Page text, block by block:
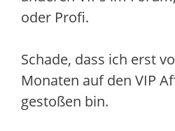
oder Profi.
Schade, dass ich erst
Monaten auf den VIP
gestoßen bin.